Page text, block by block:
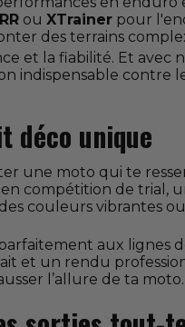
ouXTrainer pour
des terrains
et la fiabilité. Et avec
indispensable contre
déco unique
une moto qui te
en compétition de
couleurs vibrantes
aux
et un rendu
l’allure de ta moto.